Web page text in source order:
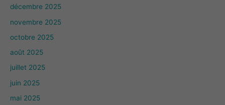
décembre 2025
novembre 2025
octobre 2025
août 2025
juillet 2025
juin 2025
mai 2025